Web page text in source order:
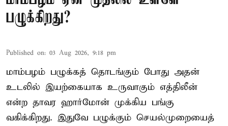
பழுக்கிறது?
Published on: 03 Aug 2026, 9:18 pm
மாம்பழம் பழுக்கத் தொடங்கும் போது அதன்
உடலில் இயற்கையாக உருவாகும் எத்திலீன்
என்ற தாவர ஹார்மோன் முக்கிய பங்கு
வகிக்கிறது. இதுவே பழுக்கும் செயல்முறையைத்